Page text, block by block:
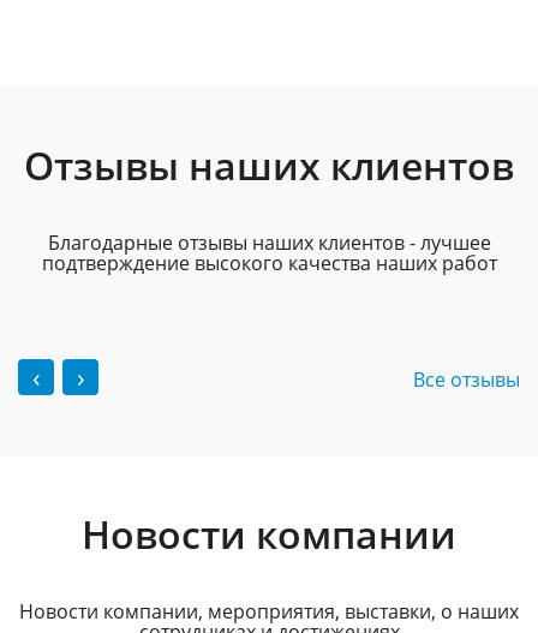
Отзывы наших клиентов
Благодарные отзывы наших клиентов - лучшее
подтверждение высокого качества наших работ
‹ › Все отзывы
Новости компании
Новости компании, мероприятия, выставки, о наших